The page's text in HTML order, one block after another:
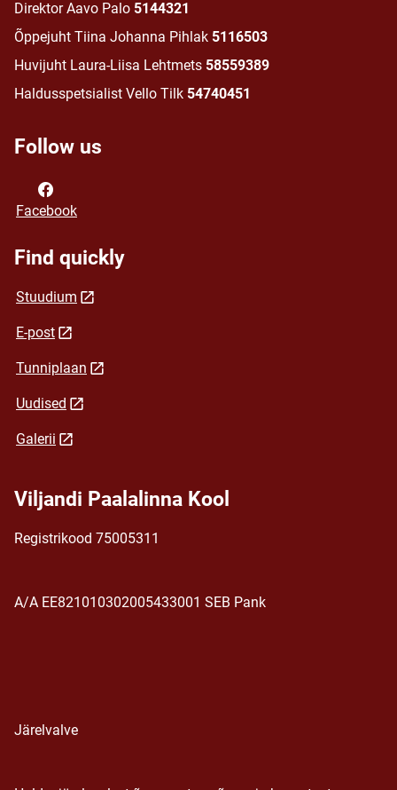
Direktor Aavo Palo 5144321
Õppejuht Tiina Johanna Pihlak 5116503
Huvijuht Laura-Liisa Lehtmets 58559389
Haldusspetsialist Vello Tilk 54740451
Follow us
Facebook
Find quickly
Stuudium
E-post
Tunniplaan
Uudised
Galerii
Viljandi Paalalinna Kool
Registrikood 75005311
A/A EE821010302005433001 SEB Pank
Järelvalve